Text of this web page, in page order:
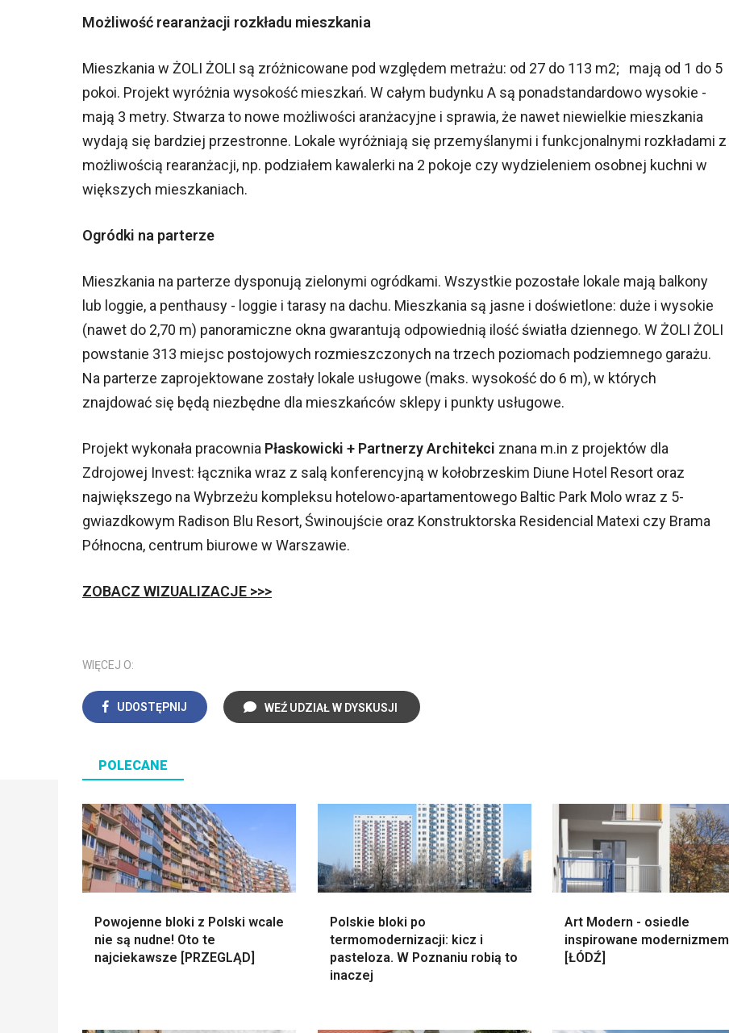
Możliwość rearanżacji rozkładu mieszkania
Mieszkania w ŻOLI ŻOLI są zróżnicowane pod względem metrażu: od 27 do 113 m2; mają od 1 do 5
pokoi. Projekt wyróżnia wysokość mieszkań. W całym budynku A są ponadstandardowo wysokie -
mają 3 metry. Stwarza to nowe możliwości aranżacyjne i sprawia, że nawet niewielkie mieszkania
wydają się bardziej przestronne. Lokale wyróżniają się przemyślanymi i funkcjonalnymi rozkładami z
możliwością rearanżacji, np. podziałem kawalerki na 2 pokoje czy wydzieleniem osobnej kuchni w
większych mieszkaniach.
Ogródki na parterze
Mieszkania na parterze dysponują zielonymi ogródkami. Wszystkie pozostałe lokale mają balkony
lub loggie, a penthausy - loggie i tarasy na dachu. Mieszkania są jasne i doświetlone: duże i wysokie
(nawet do 2,70 m) panoramiczne okna gwarantują odpowiednią ilość światła dziennego. W ŻOLI ŻOLI
powstanie 313 miejsc postojowych rozmieszczonych na trzech poziomach podziemnego garażu.
Na parterze zaprojektowane zostały lokale usługowe (maks. wysokość do 6 m), w których
znajdować się będą niezbędne dla mieszkańców sklepy i punkty usługowe.
Projekt wykonała pracownia Płaskowicki + Partnerzy Architekci znana m.in z projektów dla
Zdrojowej Invest: łącznika wraz z salą konferencyjną w kołobrzeskim Diune Hotel Resort oraz
największego na Wybrzeżu kompleksu hotelowo-apartamentowego Baltic Park Molo wraz z 5-
gwiazdkowym Radison Blu Resort, Świnoujście oraz Konstruktorska Residencial Matexi czy Brama
Północna, centrum biurowe w Warszawie.
ZOBACZ WIZUALIZACJE >>>
WIĘCEJ O:
UDOSTĘPNIJ WEŹ UDZIAŁ W DYSKUSJI
POLECANE
Powojenne bloki z Polski wcale
nie są nudne! Oto te
najciekawsze [PRZEGLĄD]
Polskie bloki po
termomodernizacji: kicz i
pasteloza. W Poznaniu robią to
inaczej
Art Modern - osiedle
inspirowane modernizmem
[ŁÓDŹ]